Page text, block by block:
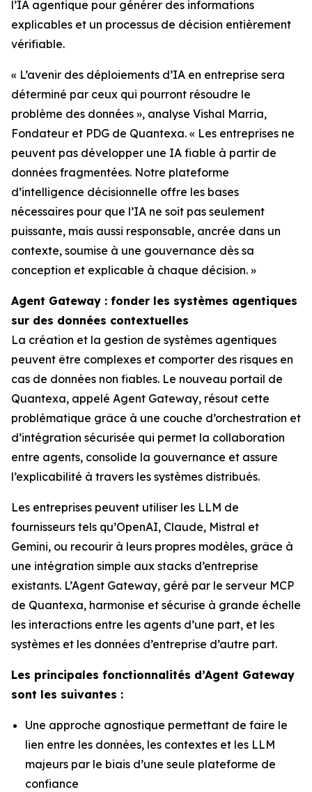
l’IA agentique pour générer des informations
explicables et un processus de décision entièrement
vérifiable.
« L’avenir des déploiements d’IA en entreprise sera
déterminé par ceux qui pourront résoudre le
problème des données », analyse Vishal Marria,
Fondateur et PDG de Quantexa. « Les entreprises ne
peuvent pas développer une IA fiable à partir de
données fragmentées. Notre plateforme
d’intelligence décisionnelle offre les bases
nécessaires pour que l’IA ne soit pas seulement
puissante, mais aussi responsable, ancrée dans un
contexte, soumise à une gouvernance dès sa
conception et explicable à chaque décision. »
Agent Gateway : fonder les systèmes agentiques
sur des données contextuelles
La création et la gestion de systèmes agentiques
peuvent être complexes et comporter des risques en
cas de données non fiables. Le nouveau portail de
Quantexa, appelé Agent Gateway, résout cette
problématique grâce à une couche d’orchestration et
d’intégration sécurisée qui permet la collaboration
entre agents, consolide la gouvernance et assure
l’explicabilité à travers les systèmes distribués.
Les entreprises peuvent utiliser les LLM de
fournisseurs tels qu’OpenAI, Claude, Mistral et
Gemini, ou recourir à leurs propres modèles, grâce à
une intégration simple aux stacks d’entreprise
existants. L’Agent Gateway, géré par le serveur MCP
de Quantexa, harmonise et sécurise à grande échelle
les interactions entre les agents d’une part, et les
systèmes et les données d’entreprise d’autre part.
Les principales fonctionnalités d’Agent Gateway
sont les suivantes :
Une approche agnostique permettant de faire le
lien entre les données, les contextes et les LLM
majeurs par le biais d’une seule plateforme de
confiance